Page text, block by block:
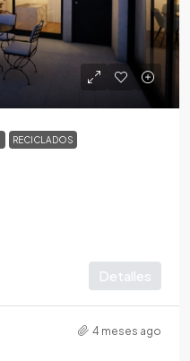
RECICLADOS
Detalles
4 meses ago